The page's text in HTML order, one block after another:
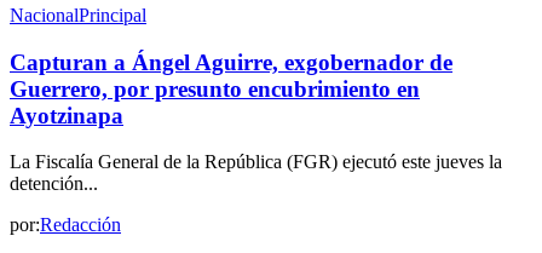
NacionalPrincipal
Capturan a Ángel Aguirre, exgobernador de
Guerrero, por presunto encubrimiento en
Ayotzinapa
La Fiscalía General de la República (FGR) ejecutó este jueves la
detención...
por:Redacción